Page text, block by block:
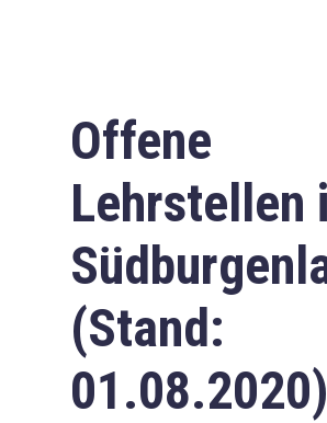
Offene
Lehrstellen
(Stand:
01.08.2020)